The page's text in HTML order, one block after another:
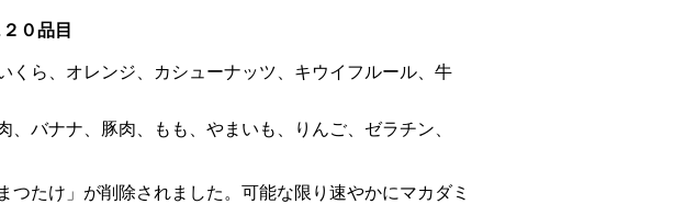
０品目
ら、オレンジ、カシューナッツ、キウイフルール、牛
、豚肉、もも、やまいも、りんご、ゼラチン、
たけ」が削除されました。可能な限り速やかにマカダミ